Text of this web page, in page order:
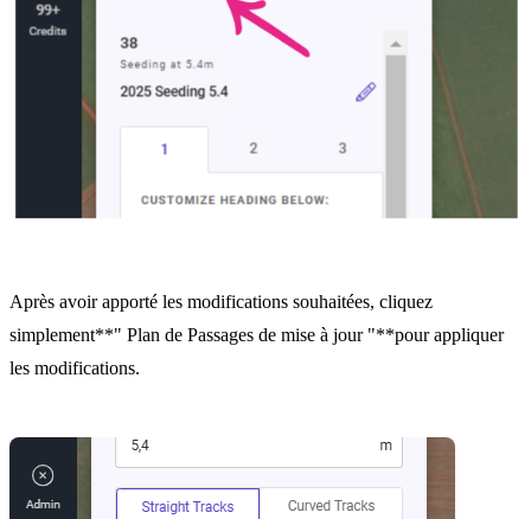
Après avoir apporté les modifications souhaitées, cliquez
simplement**" Plan de Passages de mise à jour "**pour appliquer
les modifications.